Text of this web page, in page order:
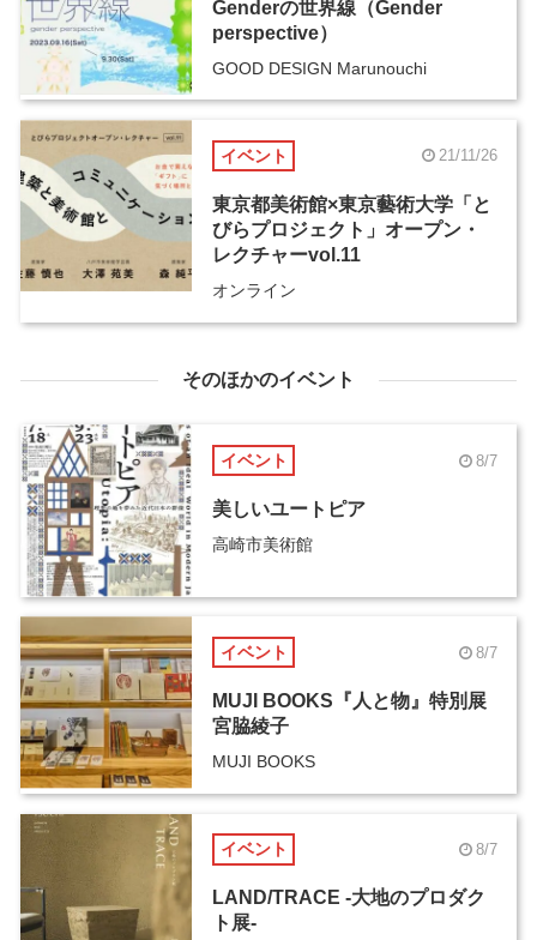
Genderの世界線（Gender
perspective）
GOOD DESIGN Marunouchi
イベント 21/11/26
東京都美術館×東京藝術大学「と
びらプロジェクト」オープン・
レクチャーvol.11
オンライン
そのほかのイベント
イベント 8/7
美しいユートピア
高崎市美術館
イベント 8/7
MUJI BOOKS『人と物』特別展
宮脇綾子
MUJI BOOKS
イベント 8/7
LAND/TRACE -大地のプロダク
ト展-